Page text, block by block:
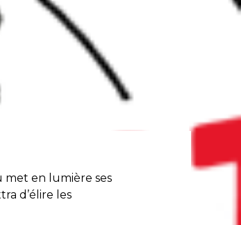
met en lumière ses
d’élire les